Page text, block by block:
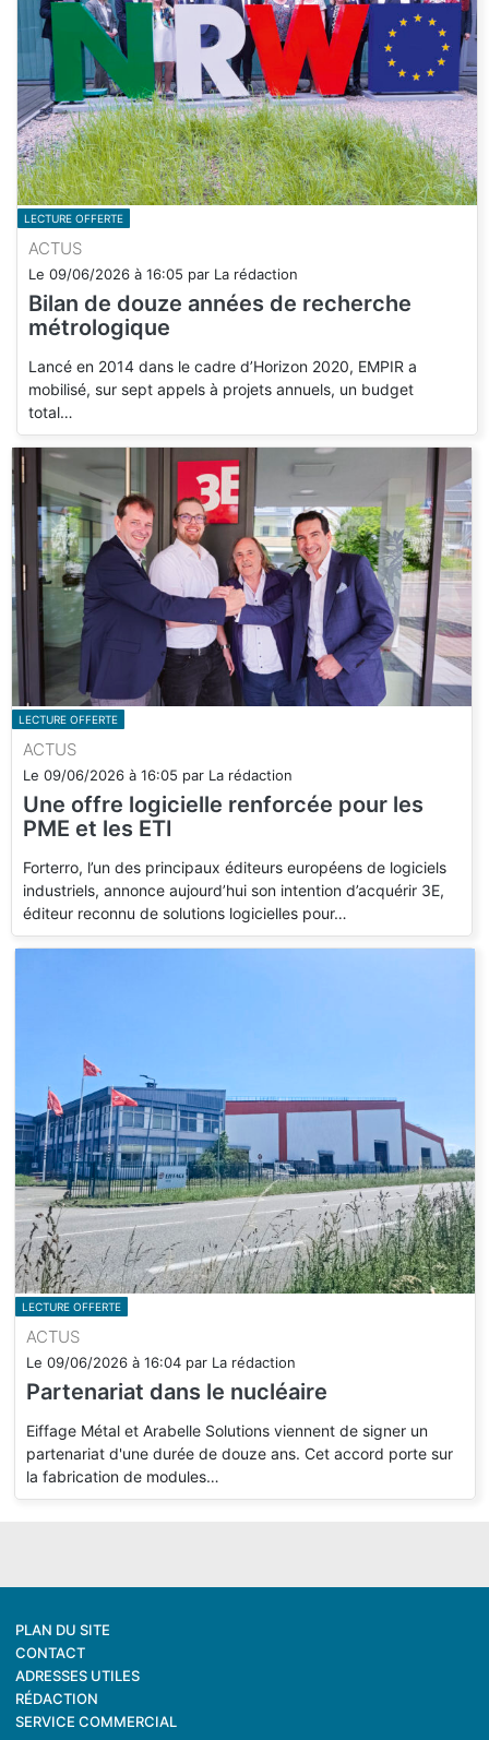
LECTURE OFFERTE
ACTUS
Le 09/06/2026 à 16:05 par La rédaction
Bilan de douze années de recherche
métrologique
Lancé en 2014 dans le cadre d’Horizon 2020, EMPIR a
mobilisé, sur sept appels à projets annuels, un budget
total…
LECTURE OFFERTE
ACTUS
Le 09/06/2026 à 16:05 par La rédaction
Une offre logicielle renforcée pour les
PME et les ETI
Forterro, l’un des principaux éditeurs européens de logiciels
industriels, annonce aujourd’hui son intention d’acquérir 3E,
éditeur reconnu de solutions logicielles pour…
LECTURE OFFERTE
ACTUS
Le 09/06/2026 à 16:04 par La rédaction
Partenariat dans le nucléaire
Eiffage Métal et Arabelle Solutions viennent de signer un
partenariat d'une durée de douze ans. Cet accord porte sur
la fabrication de modules…
PLAN DU SITE
CONTACT
ADRESSES UTILES
RÉDACTION
SERVICE COMMERCIAL